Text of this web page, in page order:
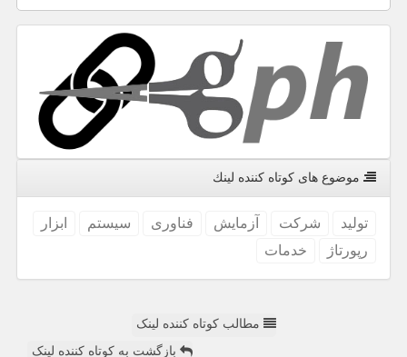
موضوع های كوتاه كننده لینك
تولید شركت آزمایش فناوری سیستم
ابزار
رپورتاژ
خدمات
مطالب کوتاه کننده لینک
بازگشت به کوتاه کننده لینک